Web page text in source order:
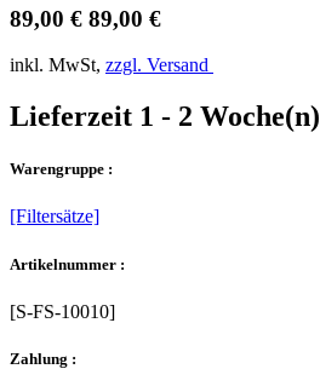
89,00 € 89,00 €
inkl. MwSt, zzgl. Versand
Lieferzeit 1 - 2 Woche(n)
Warengruppe :
[Filtersätze]
Artikelnummer :
[S-FS-10010]
Zahlung :